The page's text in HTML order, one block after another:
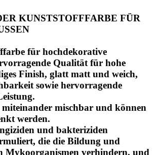
KUNSTSTOFFFARBE FÜR
für hochdekorative
Qualität für hohe
Finish, glatt matt und weich,
sowie hervorragende
mischbar und können
werden.
und bakteriziden
die die Bildung und
Mykoorganismen verhindern, und